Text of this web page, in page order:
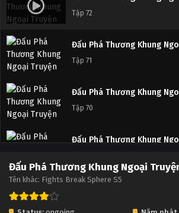
Tập 72
Đấu Phá Thương Khung
Tập 71
Đấu Phá Thương Khung
Tập 70
Đấu Phá Thương Khung
Đấu Phá Thương Khung
Đấu Phá Thương Khung Ngoại
Tên khác: Fights Break Sphere S5